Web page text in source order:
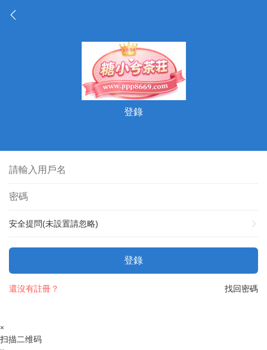
登錄
安全提問(未設置請忽略)
登錄
找回密碼
還沒有註冊？
×
扫描二维码